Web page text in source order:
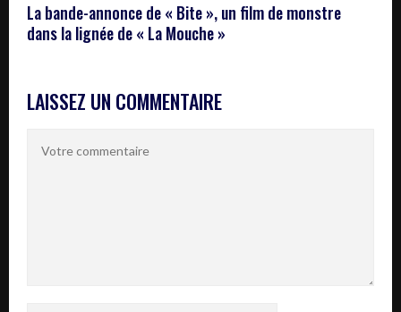
La bande-annonce de « Bite », un film de monstre
dans la lignée de « La Mouche »
LAISSEZ UN COMMENTAIRE